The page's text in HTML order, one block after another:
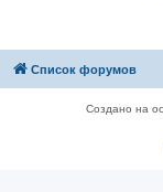
Список форумов
Создано на